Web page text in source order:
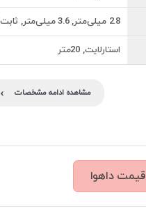
2.8 میلی‌متر, 3.6 میلی‌متر, ثابت (Fixed)
استارلایت, 20متر
مشاهده ادامه مشخصات ›
داهوا